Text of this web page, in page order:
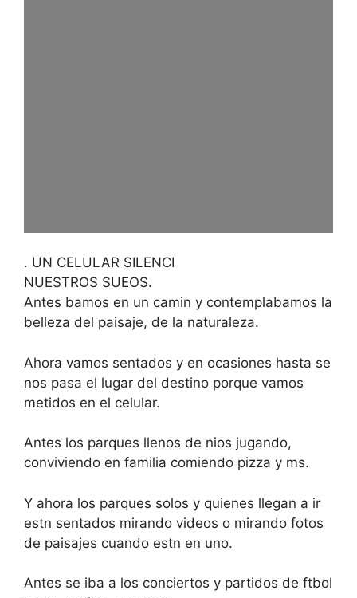
. UN CELULAR SILENCI
NUESTROS SUEOS.
Antes bamos en un camin y contemplabamos la
belleza del paisaje, de la naturaleza.
Ahora vamos sentados y en ocasiones hasta se
nos pasa el lugar del destino porque vamos
metidos en el celular.
Antes los parques llenos de nios jugando,
conviviendo en familia comiendo pizza y ms.
Y ahora los parques solos y quienes llegan a ir
estn sentados mirando videos o mirando fotos
de paisajes cuando estn en uno.
Antes se iba a los conciertos y partidos de ftbol